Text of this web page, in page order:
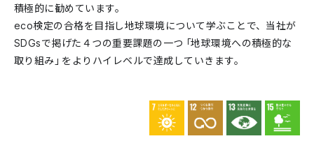
積極的に勧めています。
eco検定の合格を目指し地球環境について学ぶことで、当社が
SDGsで掲げた４つの重要課題の一つ「地球環境への積極的な
取り組み」をよりハイレベルで達成していきます。